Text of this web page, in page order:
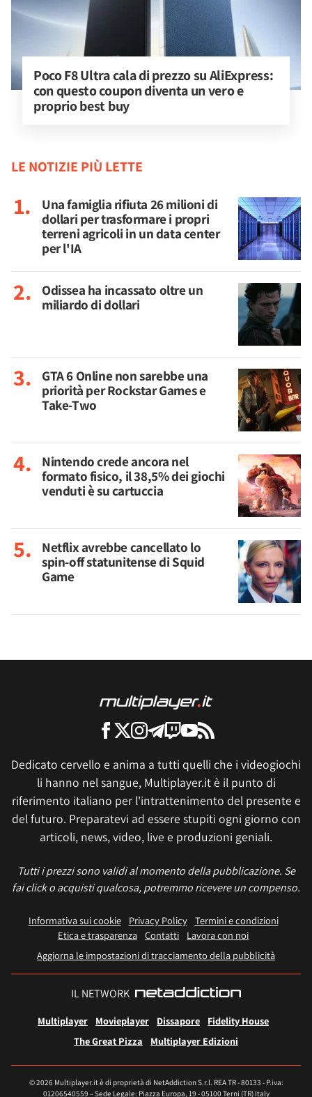
Poco F8 Ultra cala di prezzo su AliExpress:
con questo coupon diventa un vero e
proprio best buy
LE NOTIZIE PIÙ LETTE
Una famiglia rifiuta 26 milioni di
dollari per trasformare i propri
terreni agricoli in un data center
per l'IA
Odissea ha incassato oltre un
miliardo di dollari
GTA 6 Online non sarebbe una
priorità per Rockstar Games e
Take-Two
Nintendo crede ancora nel
formato fisico, il 38,5% dei giochi
venduti è su cartuccia
Netflix avrebbe cancellato lo
spin-off statunitense di Squid
Game
Dedicato cervello e anima a tutti quelli che i videogiochi
li hanno nel sangue, Multiplayer.it è il punto di
riferimento italiano per l'intrattenimento del presente e
del futuro. Preparatevi ad essere stupiti ogni giorno con
articoli, news, video, live e produzioni geniali.
Tutti i prezzi sono validi al momento della pubblicazione. Se
fai click o acquisti qualcosa, potremmo ricevere un compenso.
Informativa sui cookie Privacy Policy
Termini e condizioni
Etica e trasparenza Contatti
Lavora con noi
Aggiorna le impostazioni di tracciamento della pubblicità
IL NETWORK
Multiplayer Movieplayer Dissapore
Fidelity House
The Great Pizza
Multiplayer Edizioni
© 2026 Multiplayer.it è di proprietà di NetAddiction S.r.l. REA TR - 80133 - P.iva:
01206540559 – Sede Legale: Piazza Europa, 19 - 05100 Terni (TR) Italy